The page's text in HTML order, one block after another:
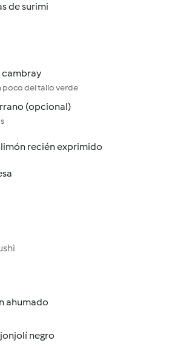
de surimi
cambray
poco del tallo verde
(opcional)
limón recién exprimido
ahumado
negro